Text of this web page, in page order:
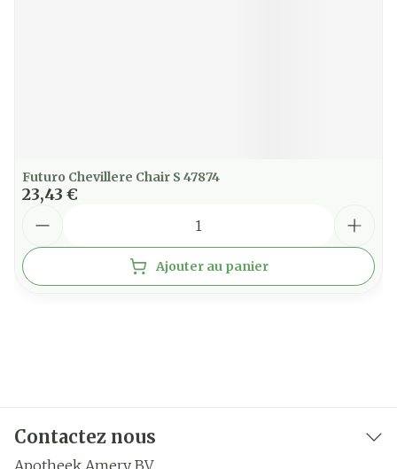
Futuro Chevillere Chair S 47874
23,43 €
Ajouter au panier
Contactez nous
Apotheek Amery BV